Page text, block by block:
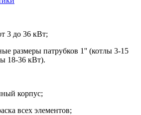
3 до 36 кВт;
размеры патрубков 1'' (котлы 3-15
18-36 кВт).
корпус;
всех элементов;